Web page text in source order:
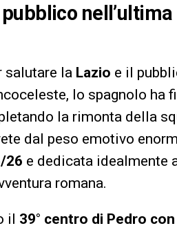
salutare la Lazio e il
lo spagnolo ha
la rimonta della
dal peso emotivo
26 e dedicata idealmente
romana.
il 39° centro di Pedro